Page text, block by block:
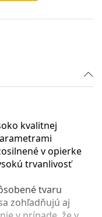
kvalitnej
v opierke
trvanlivosť
tvaru
zohľadňujú aj